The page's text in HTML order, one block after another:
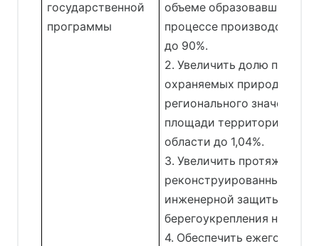
государственной
программы
объеме образовавшихся
процессе производства и
до 90%.
2. Увеличить долю
охраняемых природных
регионального значения
площади территории
области до 1,04%.
3. Увеличить
реконструированных
инженерной защиты и
берегоукрепления на 96
4. Обеспечить ежегодный